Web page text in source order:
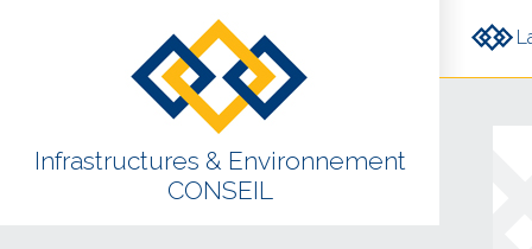
Infrastructures & Environnement
CONSEIL